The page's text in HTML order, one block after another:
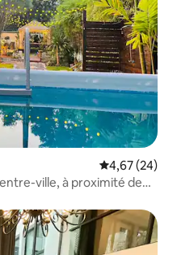
Évaluation
4,67 (24)
ville, à proximité de